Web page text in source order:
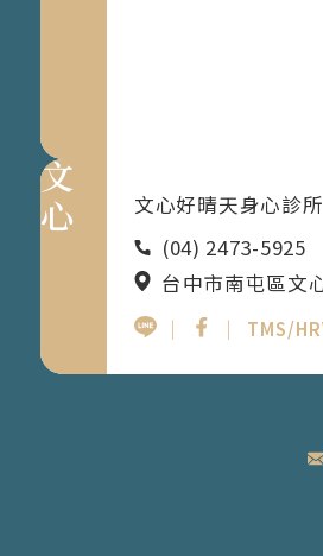
文心
文心好晴天身心診所
(04) 2473-5925
台中市南屯區文
｜
｜ TMS/